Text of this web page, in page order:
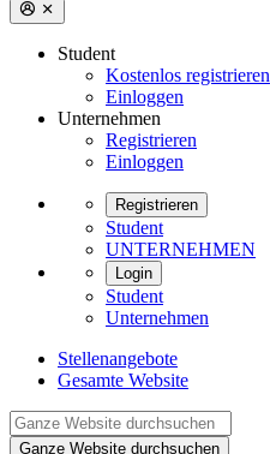
Student
Kostenlos registrieren
Einloggen
Unternehmen
Registrieren
Einloggen
Registrieren
Student
UNTERNEHMEN
Login
Student
Unternehmen
Stellenangebote
Gesamte Website